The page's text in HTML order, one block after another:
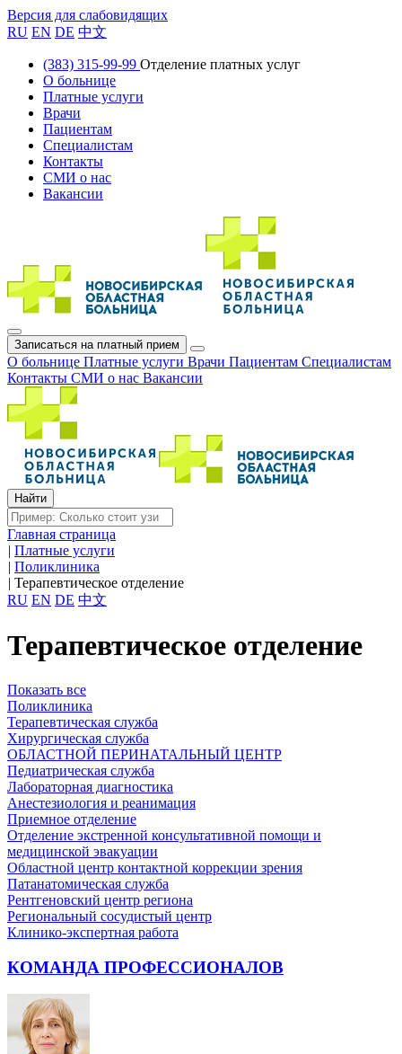
Версия для слабовидящих
RU EN DE 中文
(383) 315-99-99 Отделение платных услуг
О больнице
Платные услуги
Врачи
Пациентам
Специалистам
Контакты
СМИ о нас
Вакансии
Записаться на платный прием
О больнице Платные услуги Врачи Пациентам Специалистам
Контакты СМИ о нас Вакансии
Главная страница
| Платные услуги
| Поликлиника
| Терапевтическое отделение
RU EN DE 中文
Терапевтическое отделение
Показать все
Поликлиника
Терапевтическая служба
Хирургическая служба
ОБЛАСТНОЙ ПЕРИНАТАЛЬНЫЙ ЦЕНТР
Педиатрическая служба
Лабораторная диагностика
Анестезиология и реанимация
Приемное отделение
Отделение экстренной консультативной помощи и
медицинской эвакуации
Областной центр контактной коррекции зрения
Патанатомическая служба
Рентгеновский центр региона
Региональный сосудистый центр
Клинико-экспертная работа
КОМАНДА ПРОФЕССИОНАЛОВ